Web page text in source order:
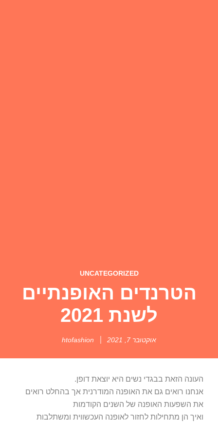
UNCATEGORIZED
הטרנדים האופנתיים
לשנת 2021
אוקטובר 7, 2021 htofashion
העונה הזאת בבגדי נשים היא יוצאת דופן.
אנחנו רואים גם את האופנה המודרנית אך בהחלט רואים
את השפעות האופנה של השנים הקודמות
ואיך הן מתחילות לחזור לאופנה העכשווית ומשתלבות